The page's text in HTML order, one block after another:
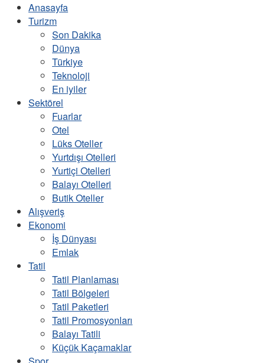
Anasayfa
Turizm
Son Dakika
Dünya
Türkiye
Teknoloji
En iyiler
Sektörel
Fuarlar
Otel
Lüks Oteller
Yurtdışı Otelleri
Yurtiçi Otelleri
Balayı Otelleri
Butik Oteller
Alışveriş
Ekonomi
İş Dünyası
Emlak
Tatil
Tatil Planlaması
Tatil Bölgeleri
Tatil Paketleri
Tatil Promosyonları
Balayı Tatili
Küçük Kaçamaklar